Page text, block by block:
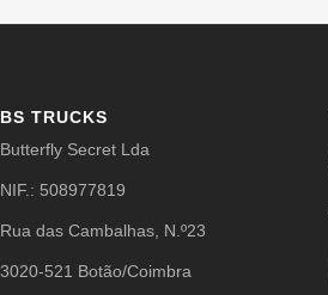
BS TRUCKS
Butterfly Secret Lda
NIF.: 508977819
Rua das Cambalhas, N.º23
3020-521 Botão/Coimbra